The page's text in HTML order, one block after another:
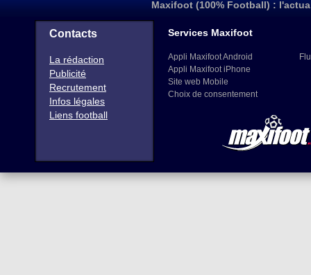
Maxifoot (100% Football) :
Contacts
La rédaction
Publicité
Recrutement
Infos légales
Liens football
Services Maxifoot
Appli Maxifoot Android
Appli Maxifoot iPhone
Site web Mobile
Choix de consentement